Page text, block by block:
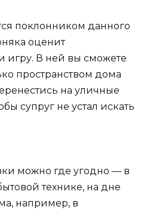
поклонником данного
оценит
игру. В ней вы сможете
пространством дома
на уличные
супруг не устал искать
можно где угодно — в
технике, на дне
например, в